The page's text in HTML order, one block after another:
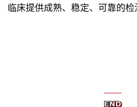
临床提供成熟、稳定、可靠的检